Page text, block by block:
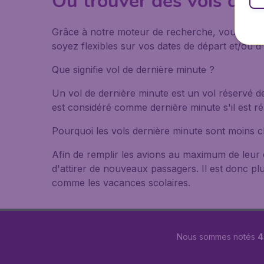
Grâce à notre moteur de recherche, vous
soyez flexibles sur vos dates de départ et/ou
Que signifie vol de dernière minute ?
Un vol de dernière minute est un vol réservé
est considéré comme dernière minute s'il est
Pourquoi les vols dernière minute sont moins
Afin de remplir les avions au maximum de
d'attirer de nouveaux passagers. Il est donc
comme les vacances scolaires.
Nous sommes notés